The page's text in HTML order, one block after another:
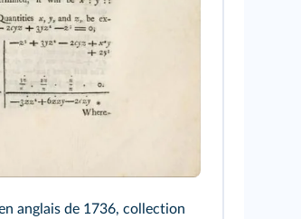
anglais de 1736, collection